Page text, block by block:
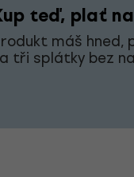
teď, plať
máš
tři splátky bez